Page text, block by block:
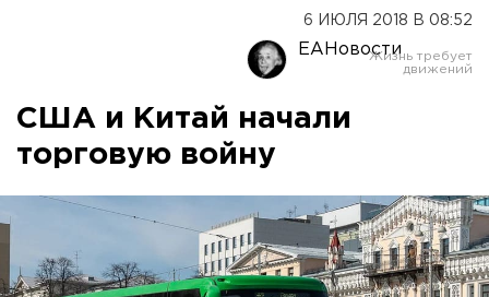
6 ИЮЛЯ 2018 В 08:52
ЕАНовости
США и Китай начали
торговую войну